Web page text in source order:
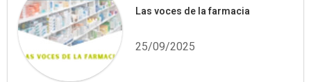
Las voces de la farmacia
25/09/2025